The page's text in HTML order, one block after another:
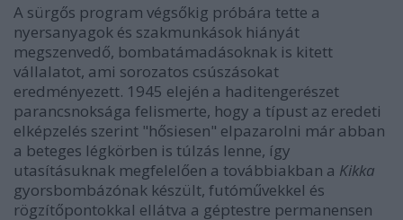
A sürgős program végsőkig próbára tette a
nyersanyagok és szakmunkások hiányát
megszenvedő, bombatámadásoknak is kitett
vállalatot, ami sorozatos csúszásokat
eredményezett. 1945 elején a haditengerészet
parancsnoksága felismerte, hogy a típust az eredeti
elképzelés szerint "hősiesen" elpazarolni már abban
a beteges légkörben is túlzás lenne, így
utasításuknak megfelelően a továbbiakban a Kikka
gyorsbombázónak készült, futóművekkel és
rögzítőpontokkal ellátva a géptestre permanensen